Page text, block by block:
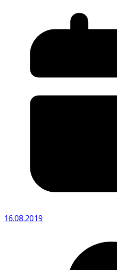
16.08.2019